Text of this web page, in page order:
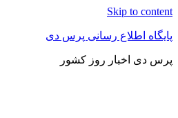
Skip to content
پایگاه اطلاع رسانی پرس دی
پرس دی اخبار روز کشور